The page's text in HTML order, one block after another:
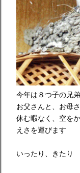
今年は８つ子の兄
お父さんと、お母
休む暇なく、空を
えさを運びます
いったり、きたり